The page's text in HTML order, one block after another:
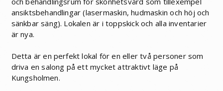
ansiktsbehandlingar (lasermaskin, hudmaskin och höj och
sänkbar säng). Lokalen är i toppskick och alla inventarier
är nya.
Detta är en perfekt lokal för en eller två personer som
driva en salong på ett mycket attraktivt läge på
Kungsholmen.